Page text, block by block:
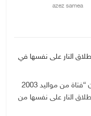
azez samea
النار على نفسها في
وقال المصدر في حديث لـ ” سيل نيوز “، ان “فتاة من مواليد 2003
النار على نفسها من